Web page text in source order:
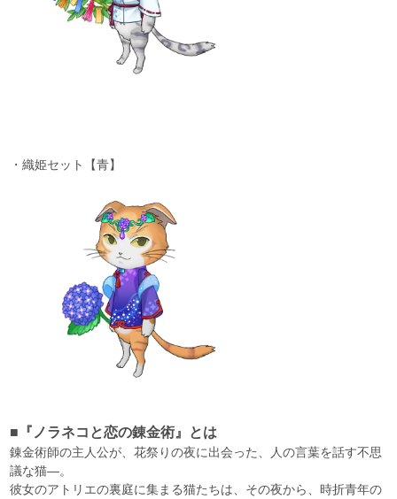
・織姫セット【青】
■『ノラネコと恋の錬金術』とは
錬金術師の主人公が、花祭りの夜に出会った、人の言葉を話す不思
議な猫―。
彼女のアトリエの裏庭に集まる猫たちは、その夜から、時折青年の